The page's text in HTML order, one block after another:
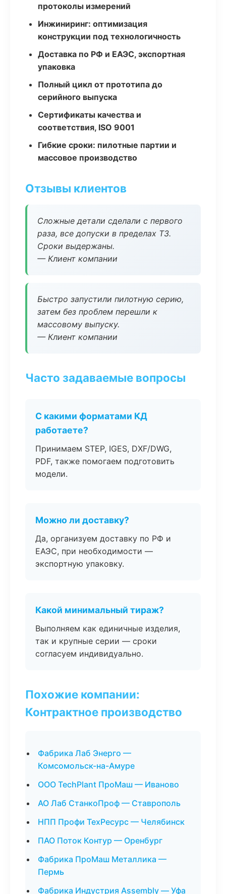
протоколы измерений
Инжиниринг: оптимизация
конструкции под технологичность
Доставка по РФ и ЕАЭС, экспортная
упаковка
Полный цикл от прототипа до
серийного выпуска
Сертификаты качества и
соответствия, ISO 9001
Гибкие сроки: пилотные партии и
массовое производство
Отзывы клиентов
Сложные детали сделали с первого
раза, все допуски в пределах ТЗ.
Сроки выдержаны.
— Клиент компании
Быстро запустили пилотную серию,
затем без проблем перешли к
массовому выпуску.
— Клиент компании
Часто задаваемые вопросы
С какими форматами КД
работаете?
Принимаем STEP, IGES, DXF/DWG,
PDF, также помогаем подготовить
модели.
Можно ли доставку?
Да, организуем доставку по РФ и
ЕАЭС, при необходимости —
экспортную упаковку.
Какой минимальный тираж?
Выполняем как единичные изделия,
так и крупные серии — сроки
согласуем индивидуально.
Похожие компании:
Контрактное производство
Фабрика Лаб Энерго —
Комсомольск-на-Амуре
ООО TechPlant ПроМаш — Иваново
АО Лаб СтанкоПроф — Ставрополь
НПП Профи ТехРесурс — Челябинск
ПАО Поток Контур — Оренбург
Фабрика ПроМаш Металлика —
Пермь
Фабрика Индустрия Assembly — Уфа